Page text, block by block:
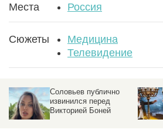
Места Россия
Сюжеты
Медицина
Телевидение
Победа с первой
попытки: итоги и фото
финала шоу "Голос 14"